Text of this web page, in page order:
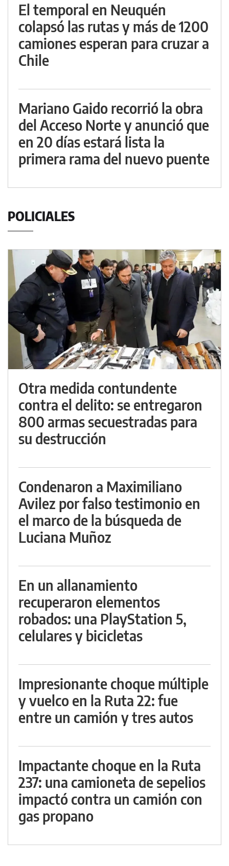
El temporal en Neuquén
colapsó las rutas y más de 1200
camiones esperan para cruzar a
Chile
Mariano Gaido recorrió la obra
del Acceso Norte y anunció que
en 20 días estará lista la
primera rama del nuevo puente
POLICIALES
Otra medida contundente
contra el delito: se entregaron
800 armas secuestradas para
su destrucción
Condenaron a Maximiliano
Avilez por falso testimonio en
el marco de la búsqueda de
Luciana Muñoz
En un allanamiento
recuperaron elementos
robados: una PlayStation 5,
celulares y bicicletas
Impresionante choque múltiple
y vuelco en la Ruta 22: fue
entre un camión y tres autos
Impactante choque en la Ruta
237: una camioneta de sepelios
impactó contra un camión con
gas propano